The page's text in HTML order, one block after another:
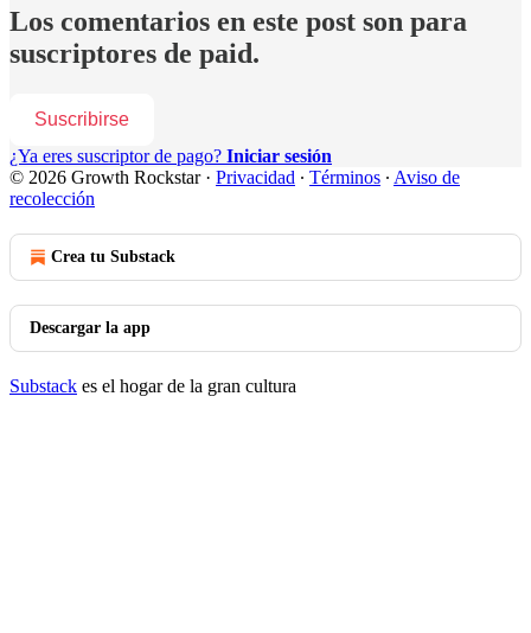
Los comentarios en este post son para
suscriptores de paid.
Suscribirse
¿Ya eres suscriptor de pago? Iniciar sesión
© 2026 Growth Rockstar· Privacidad ∙ Términos ∙ Aviso de
recolección
Crea tu Substack
Descargar la app
Substack es el hogar de la gran cultura